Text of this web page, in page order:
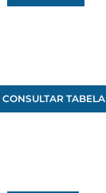
CONSULTAR TABELA